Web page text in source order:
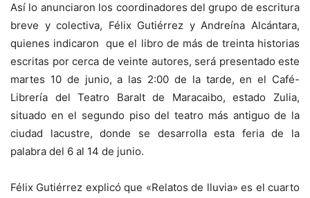
Así lo anunciaron los coordinadores del grupo de escritura
breve y colectiva, Félix Gutiérrez y Andreína Alcántara,
quienes indicaron que el libro de más de treinta historias
escritas por cerca de veinte autores, será presentado este
martes 10 de junio, a las 2:00 de la tarde, en el Café-
Librería del Teatro Baralt de Maracaibo, estado Zulia,
situado en el segundo piso del teatro más antiguo de la
ciudad lacustre, donde se desarrolla esta feria de la
palabra del 6 al 14 de junio.
Félix Gutiérrez explicó que «Relatos de lluvia» es el cuarto